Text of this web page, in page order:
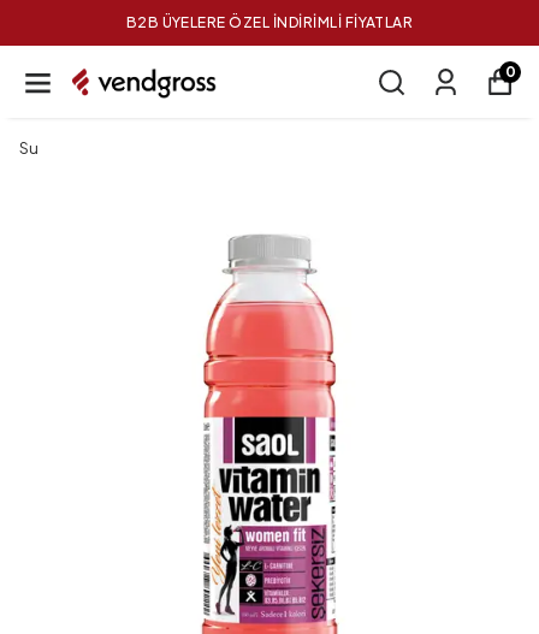
B2B ÜYELERE ÖZEL İNDİRİMLİ FİYATLAR
0
Su